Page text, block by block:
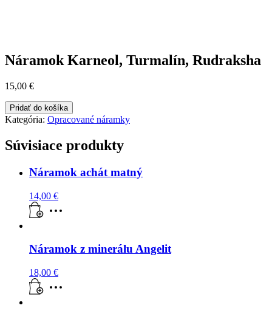
Náramok Karneol, Turmalín, Rudraksha
15,00 €
množstvo
Náramok
Karneol,
Turmalín,
Rudraksha
Pridať do košíka
Kategória: Opracované náramky
Súvisiace produkty
Náramok achát matný
14,00 €
Náramok z minerálu Angelit
18,00 €